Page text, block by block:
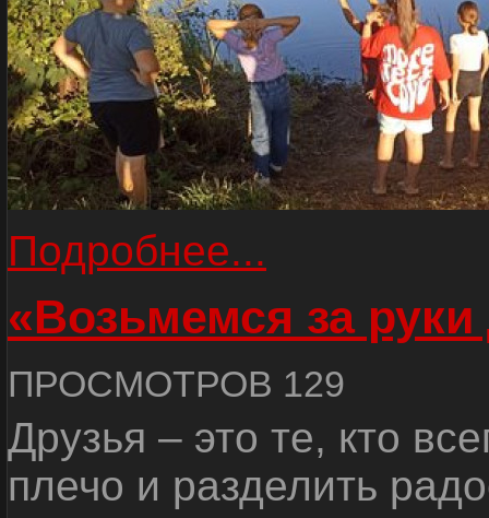
Подробнее...
«Возьмемся за руки
ПРОСМОТРОВ 129
Друзья – это те, кто
плечо и разделить